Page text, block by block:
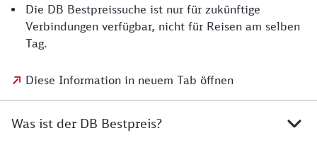
Die DB Bestpreissuche ist nur für zukünftige
Verbindungen verfügbar, nicht für Reisen am selben
Tag.
Diese Information in neuem Tab öffnen
Was ist der DB Bestpreis?